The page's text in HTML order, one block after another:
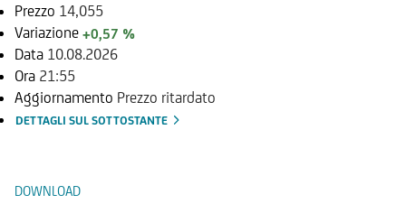
Prezzo 14,055
Variazione +0,57 %
Data 10.08.2026
Ora 21:55
Aggiornamento Prezzo ritardato
DETTAGLI SUL SOTTOSTANTE
DOWNLOAD